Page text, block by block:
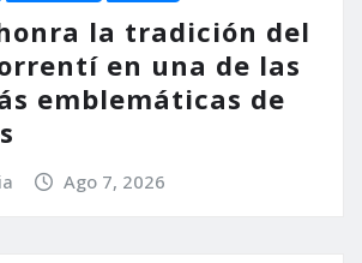
la tradición del
en una de las
emblemáticas de
Ago 7, 2026